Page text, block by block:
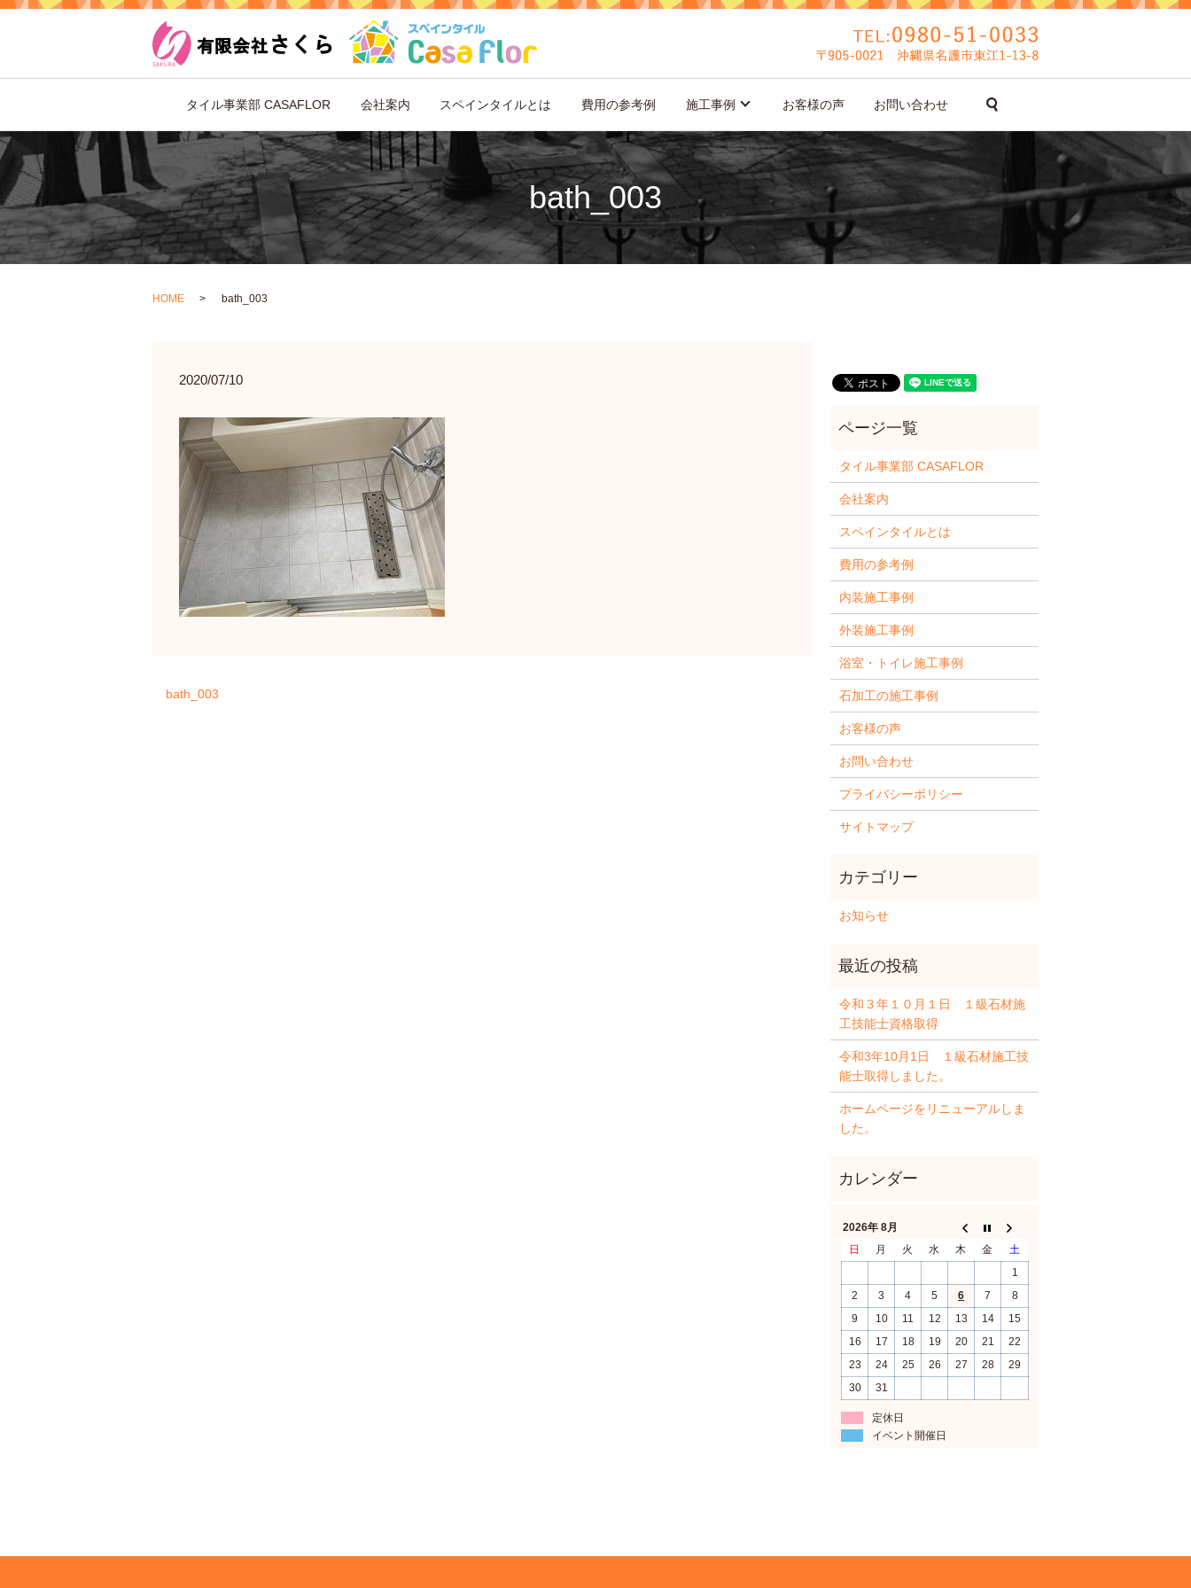
タイル事業部 CASAFLOR 会社案内 スペインタイルとは 費用の参考例 施工事例 お客様の声 お問い合わせ
bath_003
HOME bath_003
2020/07/10
bath_003
タイル事業部 CASAFLOR
会社案内
スペインタイルとは
費用の参考例
内装施工事例
外装施工事例
浴室・トイレ施工事例
石加工の施工事例
お客様の声
お問い合わせ
プライバシーポリシー
サイトマップ
お知らせ
令和３年１０月１日 １級石材施
工技能士資格取得
令和3年10月1日 １級石材施工技
能士取得しました。
ホームページをリニューアルしま
した。
2026年 8月
日
月 火 水 木 金
土
1
2
3 4 5 6 7
8
9
10 11 12 13 14
15
16
17 18 19 20 21
22
23
24 25 26 27 28
29
30
31
定休日
イベント開催日